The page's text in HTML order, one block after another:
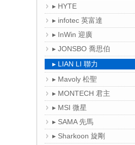
▸ HYTE
▸ infotec 英富達
▸ InWin 迎廣
▸ JONSBO 喬思伯
▸ LIAN LI 聯力
▸ Mavoly 松聖
▸ MONTECH 君主
▸ MSI 微星
▸ SAMA 先馬
▸ Sharkoon 旋剛